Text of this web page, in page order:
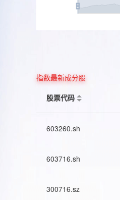
指数最新成分股
股票代码
603260.sh
603716.sh
300716.sz